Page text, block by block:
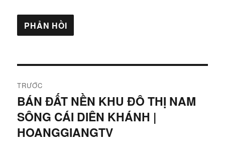
hướng
bài
viết
TRƯỚC
Bài
viết
trước:
BÁN ĐẤT NỀN KHU ĐÔ THỊ NAM
SÔNG CÁI DIÊN KHÁNH |
HOANGGIANGTV